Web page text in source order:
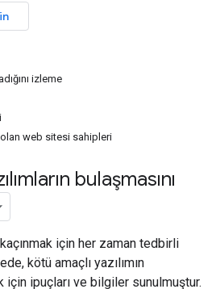
izleme
web sitesi sahipleri
bulaşmasını
için her zaman tedbirli
kötü amaçlı yazılımın
için ipuçları ve bilgiler sunulmuştur.